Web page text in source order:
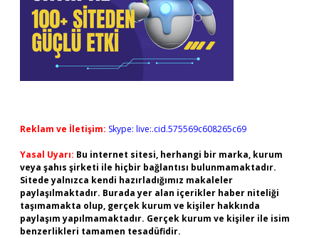
Reklam ve İletişim: Skype: live:.cid.575569c608265c69
Yasal Uyarı: Bu internet sitesi, herhangi bir marka, kurum
veya şahıs şirketi ile hiçbir bağlantısı bulunmamaktadır.
Sitede yalnızca kendi hazırladığımız makaleler
paylaşılmaktadır. Burada yer alan içerikler haber niteliği
taşımamakta olup, gerçek kurum ve kişiler hakkında
paylaşım yapılmamaktadır. Gerçek kurum ve kişiler ile isim
benzerlikleri tamamen tesadüfidir.